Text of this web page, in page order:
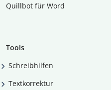
Quillbot für Word
Tools
Schreibhilfen
Textkorrektur